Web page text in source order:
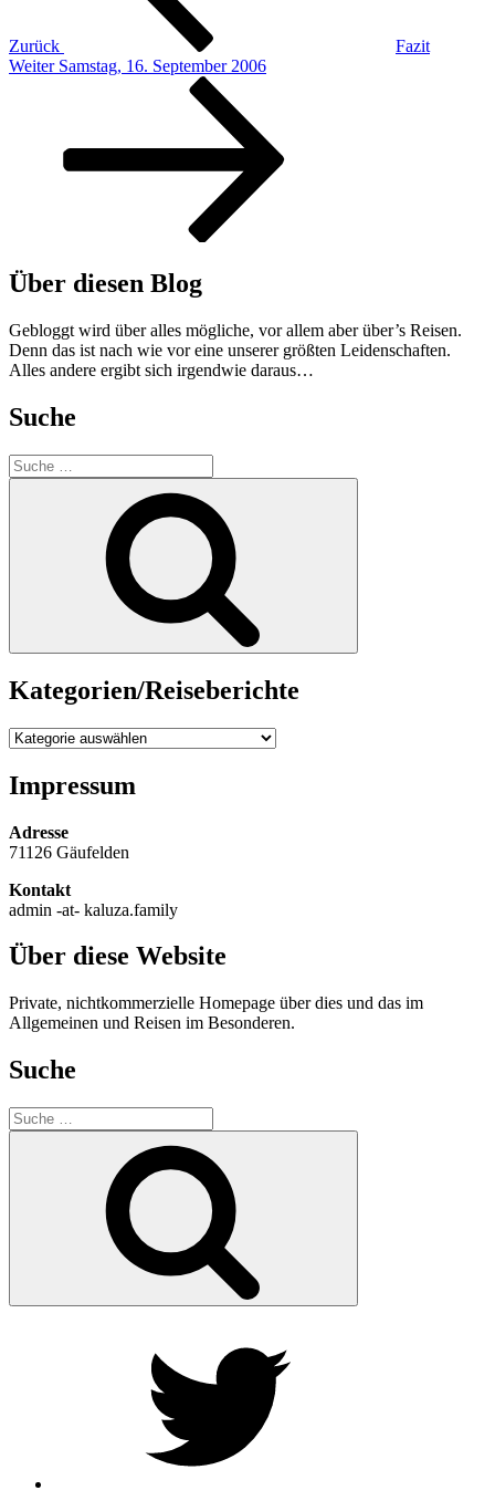
Zurück
Fazit
Nächster
Weiter Samstag, 16. September 2006
Über diesen Blog
Gebloggt wird über alles mögliche, vor allem aber über’s Reisen.
Denn das ist nach wie vor eine unserer größten Leidenschaften.
Alles andere ergibt sich irgendwie daraus…
Suche
Suche
nach:
Kategorien/Reiseberichte
Kategorien/Reiseberichte
Impressum
Adresse
71126 Gäufelden
Kontakt
admin -at- kaluza.family
Über diese Website
Private, nichtkommerzielle Homepage über dies und das im
Allgemeinen und Reisen im Besonderen.
Suche
Suche
nach: